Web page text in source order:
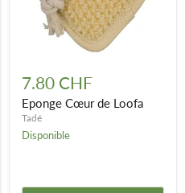
Cœur
de
Loofa
7.80 CHF
Eponge Cœur de Loofa
Tadé
Disponible